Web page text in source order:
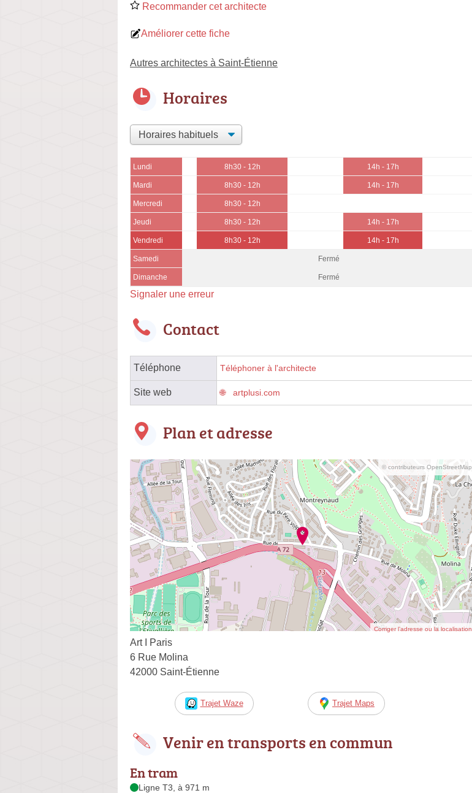
Recommander cet architecte
Améliorer cette fiche
Autres architectes à Saint-Étienne
Horaires
Lundi 8h30 - 12h 14h - 17h
Mardi 8h30 - 12h 14h - 17h
Mercredi 8h30 - 12h
Jeudi 8h30 - 12h 14h - 17h
Vendredi 8h30 - 12h 14h - 17h
Samedi Fermé
Dimanche Fermé
Signaler une erreur
Contact
Téléphone Téléphoner à l'architecte
Site web artplusi.com
Plan et adresse
© contributeurs OpenStreetMap
Corriger l’adresse ou la localisation
Art I Paris
6 Rue Molina
42000 Saint-Étienne
Trajet Waze Trajet Maps
Venir en transports en commun
En tram
Ligne T3, à 971 m